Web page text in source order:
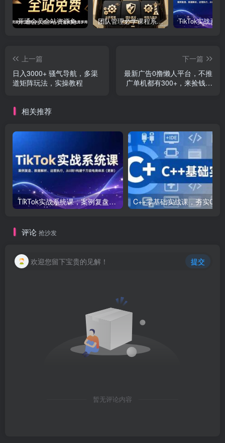
开通会员全站资源免费下载 开通VIP会员 HY资源库 团队管理必学课程系列，阿里巴巴“腿部三板斧”
上一篇
日入3000+ 骚气导航，多渠
道矩阵玩法，实操教程
下一篇
最新广告0撸懒人平台，不推
广单机都有300+，来捡钱，
相关推荐
TikTok实战系统课，案例复盘、数据解析、运营执行，从0到1构建千万级电商体系（更新）
评论 抢沙发
欢迎您留下宝贵的见解！ 提交
暂无评论内容